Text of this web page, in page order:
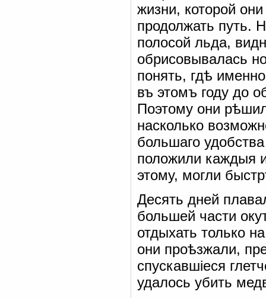
жизни, которой
продолжать путь.
полосой льда,
обрисовывалась
понять, гдѣ
въ этомъ году до
Поэтому они
насколько
большаго
положили каждыя
этому, могли
Десять дней
большей части
отдыхать только
они проѣзжали,
спускавшіеся
удалось убить